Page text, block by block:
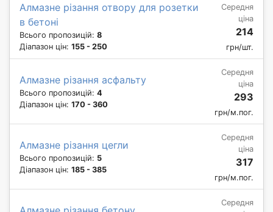
Алмазне різання отвору для розетки
в бетоні
Всього пропозицій: 8
Діапазон цін: 155 - 250
Середня
ціна
214
грн/шт.
Алмазне різання асфальту
Всього пропозицій: 4
Діапазон цін: 170 - 360
Середня
ціна
293
грн/м.пог.
Алмазне різання цегли
Всього пропозицій: 5
Діапазон цін: 185 - 385
Середня
ціна
317
грн/м.пог.
Середня